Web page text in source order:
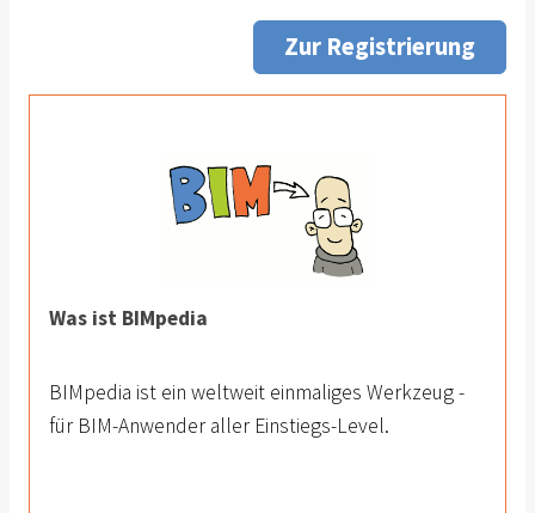
Zur Registrierung
Was ist BIMpedia
BIMpedia ist ein weltweit einmaliges Werkzeug -
für BIM-Anwender aller Einstiegs-Level.